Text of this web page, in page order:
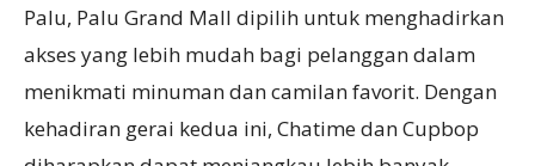
Palu, Palu Grand Mall dipilih untuk menghadirkan
akses yang lebih mudah bagi pelanggan dalam
menikmati minuman dan camilan favorit. Dengan
kehadiran gerai kedua ini, Chatime dan Cupbop